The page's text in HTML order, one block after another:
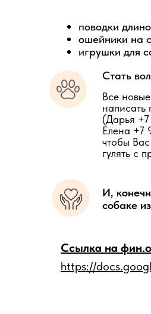
поводки
ошейники на
игрушки для
И,
собаке
Стать
Все
написать
(Дарья
Елена +7
чтобы
гулять с
Ссылка на
https://